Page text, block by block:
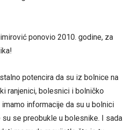
ponovio 2010. godine, za
potencira da su iz bolnice na
ranjenici, bolesnici i bolničko
informacije da su u bolnici
su se preobukle u bolesnike. I sada